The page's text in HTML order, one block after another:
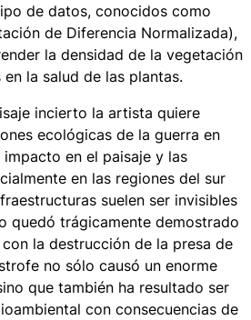
de datos, conocidos como
de Diferencia Normalizada),
la densidad de la vegetación
la salud de las plantas.
incierto la artista quiere
ecológicas de la guerra en
en el paisaje y las
en las regiones del sur
suelen ser invisibles
quedó trágicamente demostrado
la destrucción de la presa de
no sólo causó un enorme
que también ha resultado ser
con consecuencias de